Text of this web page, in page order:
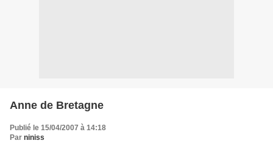
Anne de Bretagne
Publié le 15/04/2007 à 14:18
Par niniss